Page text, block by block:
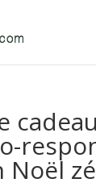
Noël